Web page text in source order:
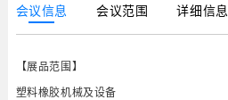
会议信息 会议范围 详细信息
【展品范围】
塑料橡胶机械及设备